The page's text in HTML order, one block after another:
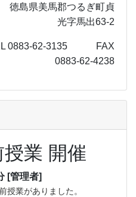
美馬郡つるぎ町貞
光字馬出63-2
3135 FAX
0883-62-4238
業 開催
[管理者]
授業がありました。